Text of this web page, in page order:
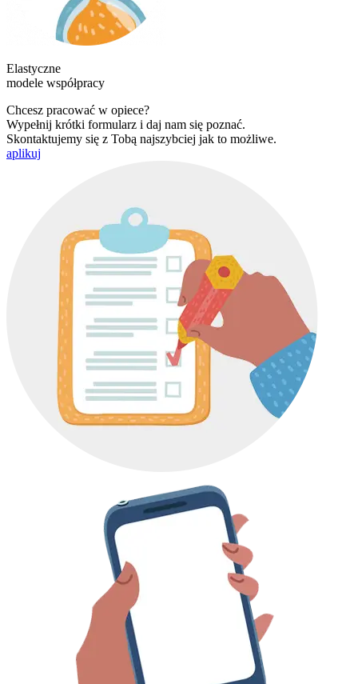
Elastyczne
modele współpracy
Chcesz pracować w opiece?
Wypełnij krótki formularz i daj nam się poznać.
Skontaktujemy się z Tobą najszybciej jak to możliwe.
aplikuj